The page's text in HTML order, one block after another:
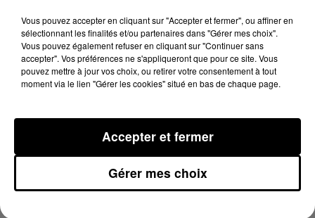
27 mars 2025 - 1 min 14 sec
L'AGENDA DU GERS DU 27/03/2025 À 07H52
Vous pouvez accepter en cliquant sur "Accepter et fermer", ou affiner en
sélectionnant les finalités et/ou partenaires dans "Gérer mes choix".
Vous pouvez également refuser en cliquant sur "Continuer sans
accepter". Vos préférences ne s'appliqueront que pour ce site. Vous
pouvez mettre à jour vos choix, ou retirer votre consentement à tout
moment via le lien "Gérer les cookies" situé en bas de chaque page.
Gérer mes choix
Accepter et fermer